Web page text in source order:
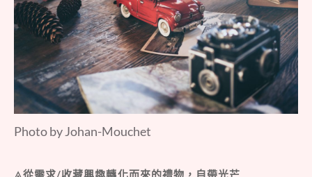
Photo by Johan-Mouchet
◬從需求/收藏興趣轉化而來的禮物，自帶光芒